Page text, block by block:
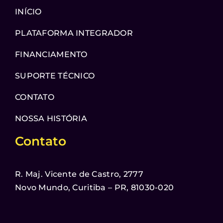
INÍCIO
PLATAFORMA INTEGRADOR
FINANCIAMENTO
SUPORTE TÉCNICO
CONTATO
NOSSA HISTÓRIA
Contato
R. Maj. Vicente de Castro, 2777
Novo Mundo, Curitiba – PR, 81030-020